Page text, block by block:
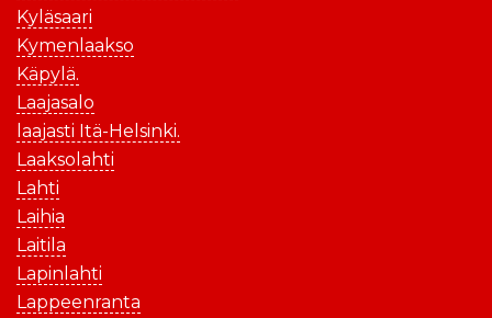
Kyläsaari
Kymenlaakso
Käpylä.
Laajasalo
laajasti Itä-Helsinki.
Laaksolahti
Lahti
Laihia
Laitila
Lapinlahti
Lappeenranta